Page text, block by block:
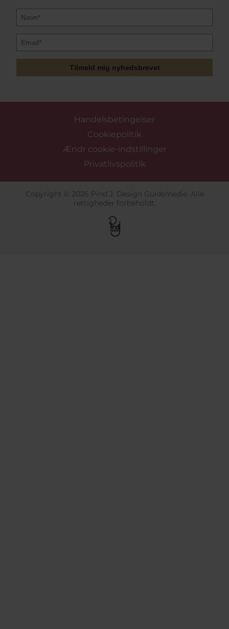
Tilmeld mig nyhedsbrevet
Handelsbetingelser
Cookiepolitik
Ændr cookie-indstillinger
Privatlivspolitik
Copyright © 2026 Pind J. Design Guldsmedie. Alle
rettigheder forbeholdt.